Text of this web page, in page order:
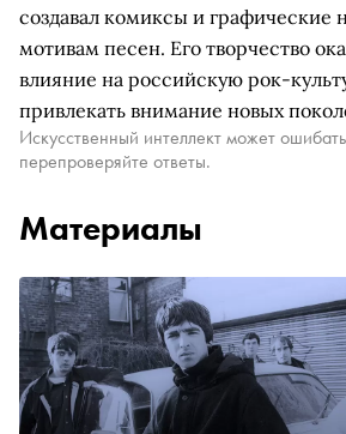
создавал комиксы и графические
мотивам песен. Его творчество
влияние на российскую рок-
привлекать внимание новых
Искусственный интеллект может
перепроверяйте ответы.
Материалы